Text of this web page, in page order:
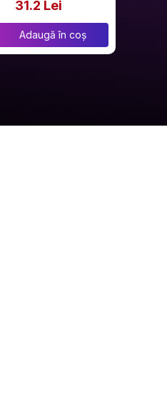
31.2 Lei
Adaugă în coș